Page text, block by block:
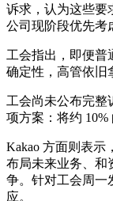
诉求，认为这些要
公司现阶段优先考
工会指出，即便普
确定性，高管依旧
工会尚未公布完整
项方案：将约 10%
Kakao 方面则表示
布局未来业务、和
争。针对工会周一
应。